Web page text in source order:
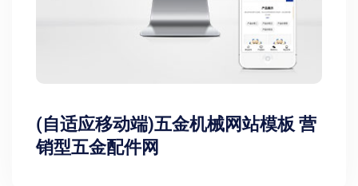
(自适应移动端)五金机械网站模板 营
销型五金配件网